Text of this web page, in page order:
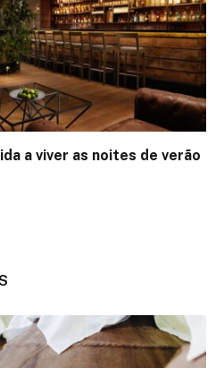
a viver as noites de verão